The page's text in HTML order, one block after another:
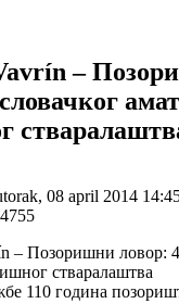
–
08 april 2014
110 година